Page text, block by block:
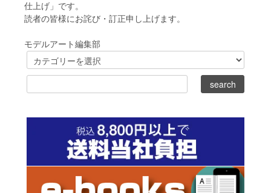
仕上げ」です。
読者の皆様にお詫び・訂正申し上げます。
モデルアート編集部